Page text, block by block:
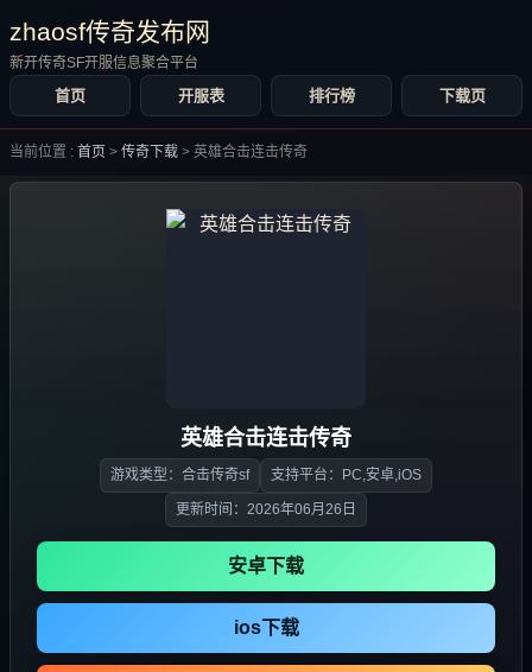
zhaosf传奇发布网
新开传奇SF开服信息聚合平台
首页 开服表 排行榜 下载页
当前位置 : 首页 > 传奇下载 > 英雄合击连击传奇
英雄合击连击传奇
游戏类型：合击传奇sf 支持平台：PC,安卓,iOS
更新时间：2026年06月26日
安卓下载
ios下载